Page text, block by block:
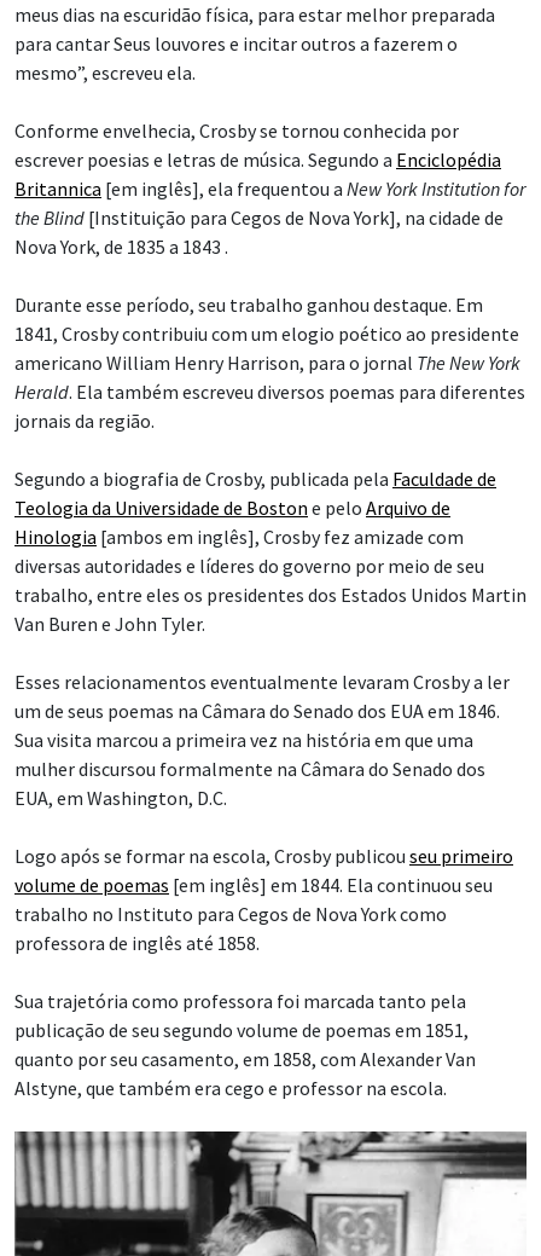
meus dias na escuridão física, para estar melhor preparada
para cantar Seus louvores e incitar outros a fazerem o
mesmo”, escreveu ela.
Conforme envelhecia, Crosby se tornou conhecida por
escrever poesias e letras de música. Segundo a Enciclopédia
Britannica [em inglês], ela frequentou a New York Institution for
the Blind [Instituição para Cegos de Nova York], na cidade de
Nova York, de 1835 a 1843 .
Durante esse período, seu trabalho ganhou destaque. Em
1841, Crosby contribuiu com um elogio poético ao presidente
americano William Henry Harrison, para o jornal The New York
Herald. Ela também escreveu diversos poemas para diferentes
jornais da região.
Segundo a biografia de Crosby, publicada pela Faculdade de
Teologia da Universidade de Boston e pelo Arquivo de
Hinologia [ambos em inglês], Crosby fez amizade com
diversas autoridades e líderes do governo por meio de seu
trabalho, entre eles os presidentes dos Estados Unidos Martin
Van Buren e John Tyler.
Esses relacionamentos eventualmente levaram Crosby a ler
um de seus poemas na Câmara do Senado dos EUA em 1846.
Sua visita marcou a primeira vez na história em que uma
mulher discursou formalmente na Câmara do Senado dos
EUA, em Washington, D.C.
Logo após se formar na escola, Crosby publicou seu primeiro
volume de poemas [em inglês] em 1844. Ela continuou seu
trabalho no Instituto para Cegos de Nova York como
professora de inglês até 1858.
Sua trajetória como professora foi marcada tanto pela
publicação de seu segundo volume de poemas em 1851,
quanto por seu casamento, em 1858, com Alexander Van
Alstyne, que também era cego e professor na escola.